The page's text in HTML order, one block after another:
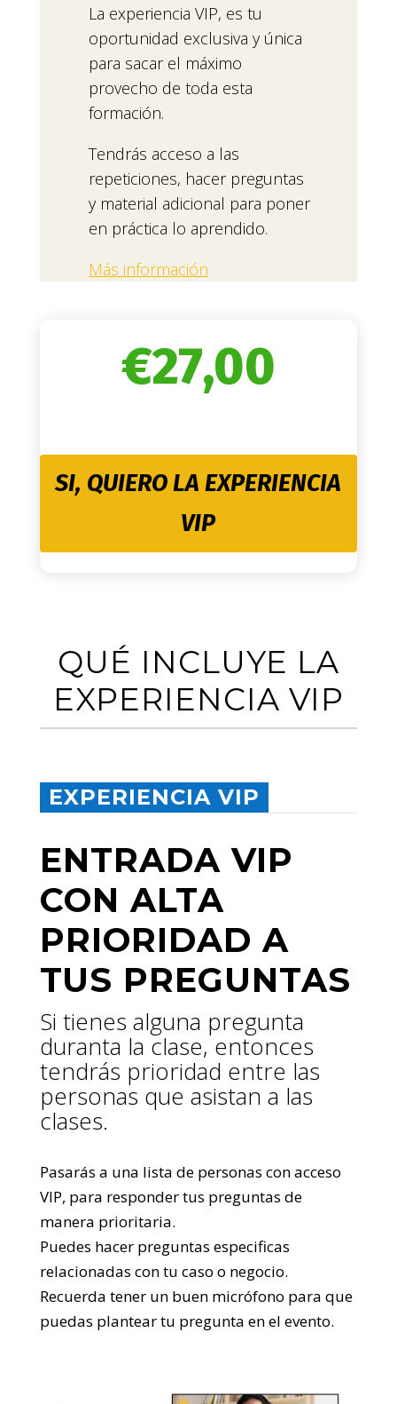
La experiencia VIP, es tu
oportunidad exclusiva y única
para sacar el máximo
provecho de toda esta
formación.
Tendrás acceso a las
repeticiones, hacer preguntas
y material adicional para poner
en práctica lo aprendido.
Más información
€27,00
SI, QUIERO LA EXPERIENCIA
VIP
QUÉ INCLUYE LA
EXPERIENCIA VIP
EXPERIENCIA VIP
ENTRADA VIP
CON ALTA
PRIORIDAD A
TUS PREGUNTAS
Si tienes alguna pregunta
duranta la clase, entonces
tendrás prioridad entre las
personas que asistan a las
clases.
Pasarás a una lista de personas con acceso
VIP, para responder tus preguntas de
manera prioritaria.
Puedes hacer preguntas especificas
relacionadas con tu caso o negocio.
Recuerda tener un buen micrófono para que
puedas plantear tu pregunta en el evento.